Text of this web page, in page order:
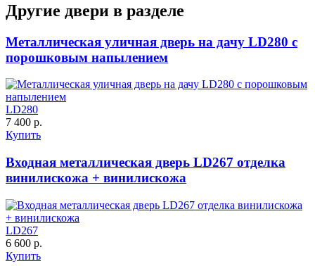
ДНТ ДС
Другие двери в разделе
Металлическая уличная дверь на дачу LD280 с
порошковым напылением
LD280
7 400 р.
Купить
Входная металлическая дверь LD267 отделка
винилискожа + винилискожа
LD267
6 600 р.
Купить